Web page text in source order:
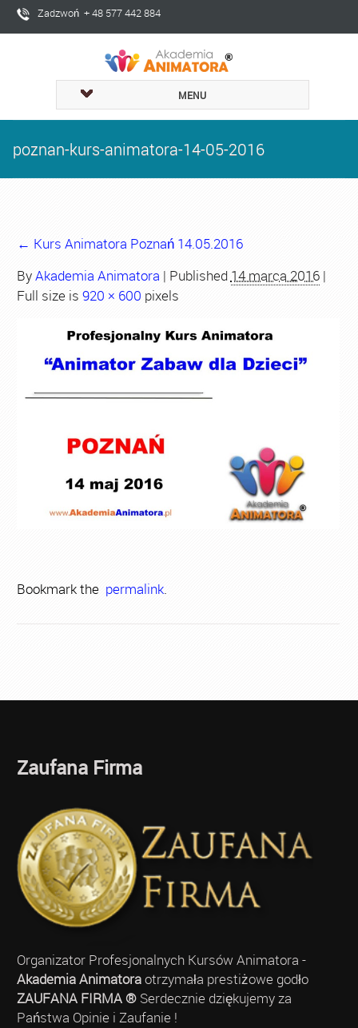
Zadzwoń + 48 577 442 884
MENU
poznan-kurs-animatora-14-05-2016
← Kurs Animatora Poznań 14.05.2016
ByAkademia Animatora | Published 14 marca 2016|
Full size is 920 × 600 pixels
Bookmark thepermalink.
Zaufana Firma
Organizator Profesjonalnych Kursów Animatora -
Akademia Animatoraotrzymała prestiżowe godło
ZAUFANA FIRMA ®Serdecznie dziękujemy za
Państwa Opinie i Zaufanie !